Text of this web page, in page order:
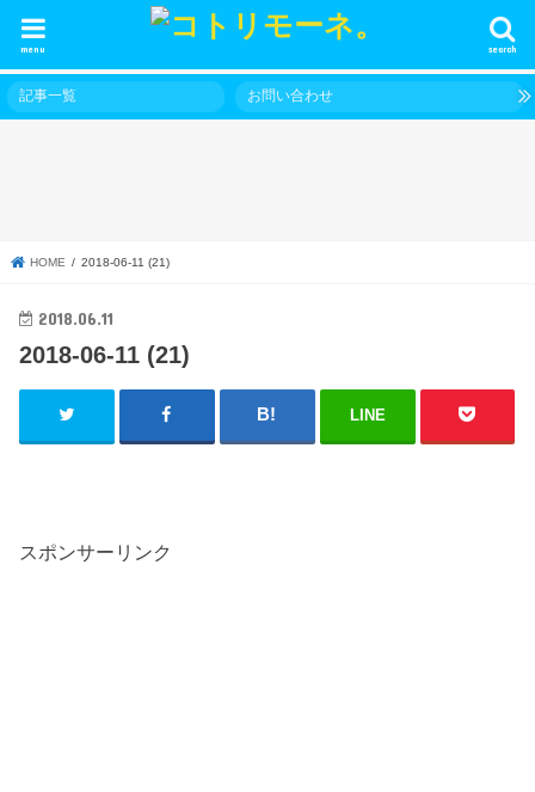
search
menu
記事一覧 お問い合わせ
HOME 2018-06-11 (21)
2018.06.11
2018-06-11 (21)
LINE
スポンサーリンク